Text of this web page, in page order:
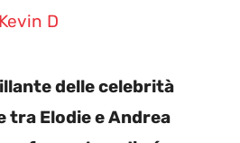
Kevin D
delle celebrità
tra Elodie e Andrea